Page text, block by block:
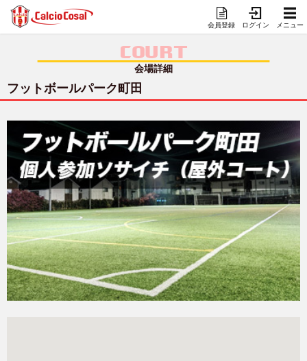
会員登録 ログイン メニュー
COURT
会場詳細
フットボールパーク町田